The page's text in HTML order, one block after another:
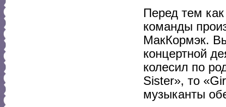
Перед тем
команды
МакКормэк.
концертной
колесил по
Sister», то
музыканты